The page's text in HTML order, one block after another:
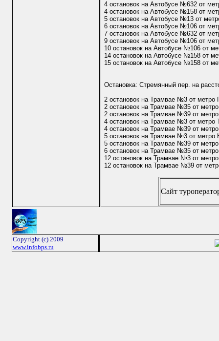
4 остановок на Автобусе №632 от
4 остановок на Автобусе №158 от
5 остановок на Автобусе №13 от
6 остановок на Автобусе №106 от
7 остановок на Автобусе №632 от
9 остановок на Автобусе №106 от
10 остановок на Автобусе №106 от
14 остановок на Автобусе №158 от
15 остановок на Автобусе №158 от
Остановка: Стремянный пер. на
2 остановок на Трамвае №3 от метро
2 остановок на Трамвае №35 от
2 остановок на Трамвае №39 от
4 остановок на Трамвае №3 от метро
4 остановок на Трамвае №39 от метро
5 остановок на Трамвае №3 от метро
5 остановок на Трамвае №39 от метро
6 остановок на Трамвае №35 от
12 остановок на Трамвае №3 от
12 остановок на Трамвае №39 от
Сайт
Copyright (c) 2009
www.infobps.ru